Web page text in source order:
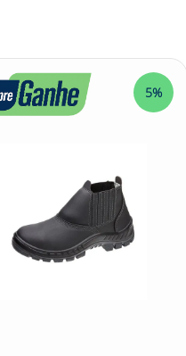
SEGURANCA LTDA
pés do usuário contra
maior conforto
para garantir
do suor, evitando a
strobel, o que
opção para
Seu design preto é
da marca
5%